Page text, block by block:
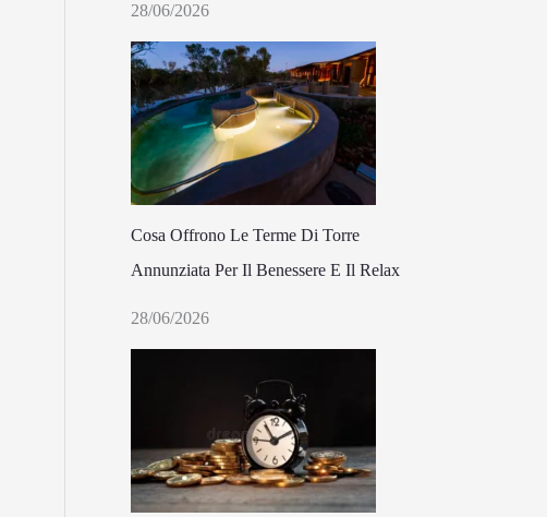
28/06/2026
Cosa Offrono Le Terme Di Torre
Annunziata Per Il Benessere E Il Relax
28/06/2026